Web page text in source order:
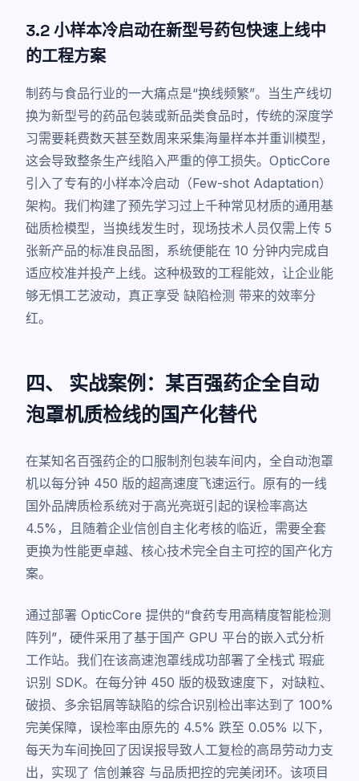
3.2 小样本冷启动在新型号药包快速上线中
的工程方案
制药与食品行业的一大痛点是“换线频繁”。当生产线切
换为新型号的药品包装或新品类食品时，传统的深度学
习需要耗费数天甚至数周来采集海量样本并重训模型，
这会导致整条生产线陷入严重的停工损失。OpticCore
引入了专有的小样本冷启动（Few-shot Adaptation）
架构。我们构建了预先学习过上千种常见材质的通用基
础质检模型，当换线发生时，现场技术人员仅需上传 5
张新产品的标准良品图，系统便能在 10 分钟内完成自
适应校准并投产上线。这种极致的工程能效，让企业能
够无惧工艺波动，真正享受 缺陷检测 带来的效率分
红。
四、 实战案例：某百强药企全自动
泡罩机质检线的国产化替代
在某知名百强药企的口服制剂包装车间内，全自动泡罩
机以每分钟 450 版的超高速度飞速运行。原有的一线
国外品牌质检系统对于高光亮斑引起的误检率高达
4.5%，且随着企业信创自主化考核的临近，需要全套
更换为性能更卓越、核心技术完全自主可控的国产化方
案。
通过部署 OpticCore 提供的“食药专用高精度智能检测
阵列”，硬件采用了基于国产 GPU 平台的嵌入式分析
工作站。我们在该高速泡罩线成功部署了全栈式 瑕疵
识别 SDK。在每分钟 450 版的极致速度下，对缺粒、
破损、多余铝屑等缺陷的综合识别检出率达到了 100%
完美保障，误检率由原先的 4.5% 跌至 0.05% 以下，
每天为车间挽回了因误报导致人工复检的高昂劳动力支
出，实现了 信创兼容 与品质把控的完美闭环。该项目